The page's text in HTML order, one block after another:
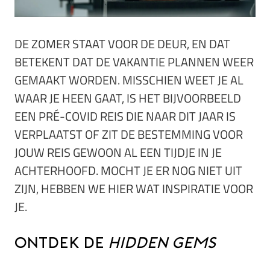
DE ZOMER STAAT VOOR DE DEUR, EN DAT
BETEKENT DAT DE VAKANTIE PLANNEN WEER
GEMAAKT WORDEN. MISSCHIEN WEET JE AL
WAAR JE HEEN GAAT, IS HET BIJVOORBEELD
EEN PRÉ-COVID REIS DIE NAAR DIT JAAR IS
VERPLAATST OF ZIT DE BESTEMMING VOOR
JOUW REIS GEWOON AL EEN TIJDJE IN JE
ACHTERHOOFD. MOCHT JE ER NOG NIET UIT
ZIJN, HEBBEN WE HIER WAT INSPIRATIE VOOR
JE.
Ontdek de hidden gems